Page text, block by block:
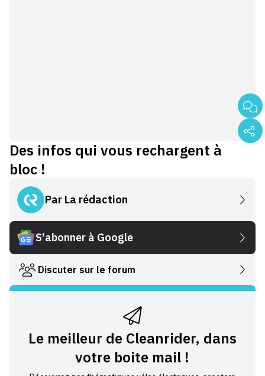
Des infos qui vous rechargent à
bloc !
Par La rédaction
S'abonner à Google
Discuter sur le forum
Le meilleur de Cleanrider, dans
votre boite mail !